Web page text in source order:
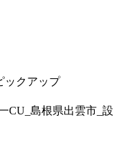
ックアップ
CU_島根県出雲市_設